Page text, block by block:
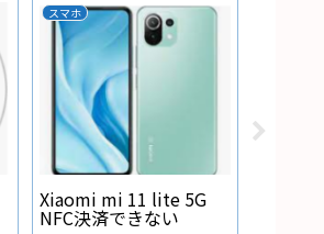
スマホ
Xiaomi mi 11 lite 5G
NFC決済できない